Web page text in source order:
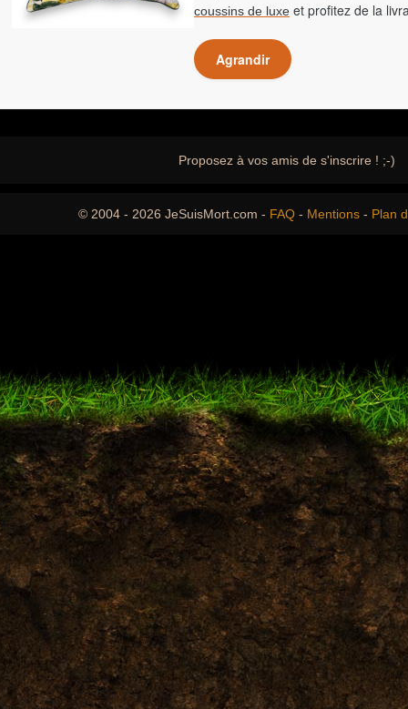
coussins de luxe et profitez de la
Agrandir
Proposez à vos amis de s'inscrire ! ;-)
© 2004 - 2026 JeSuisMort.com - FAQ - Mentions - Plan